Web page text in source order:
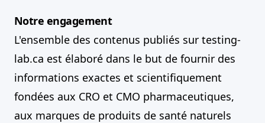
Notre engagement
L'ensemble des contenus publiés sur testing-
lab.ca est élaboré dans le but de fournir des
informations exactes et scientifiquement
fondées aux CRO et CMO pharmaceutiques,
aux marques de produits de santé naturels